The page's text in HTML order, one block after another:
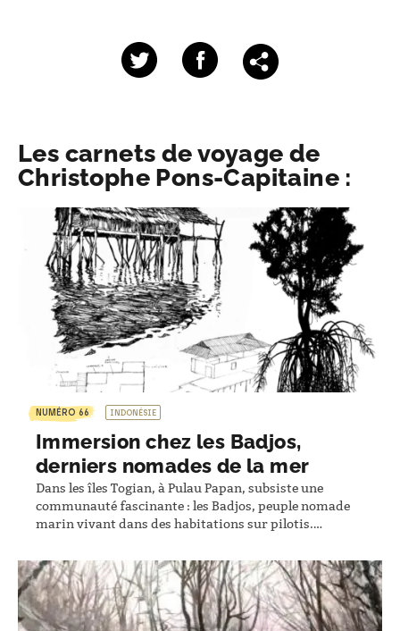
Les carnets de voyage de
Christophe Pons-Capitaine :
NUMÉRO 66 INDONÉSIE
Immersion chez les Badjos,
derniers nomades de la mer
Dans les îles Togian, à Pulau Papan, subsiste une
communauté fascinante : les Badjos, peuple nomade
marin vivant dans des habitations sur pilotis.
consacré trois voyages, au plus près de leur quotidien.
Leur carnet de voyage sensible et immersive dévoile un
univers méconnu : apprentissage de l’apnée,
transmission…